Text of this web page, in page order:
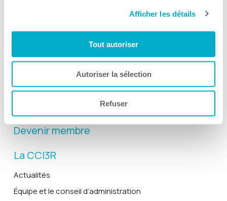
Afficher les détails
Tout autoriser
Autoriser la sélection
Refuser
Gala Radisson
Solutions RH
Devenir membre
La CCI3R
Actualités
Équipe et le conseil d’administration